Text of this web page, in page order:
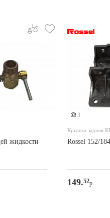
жидкости
3
Крышка задняя
Rossel 152/184
149.52р.